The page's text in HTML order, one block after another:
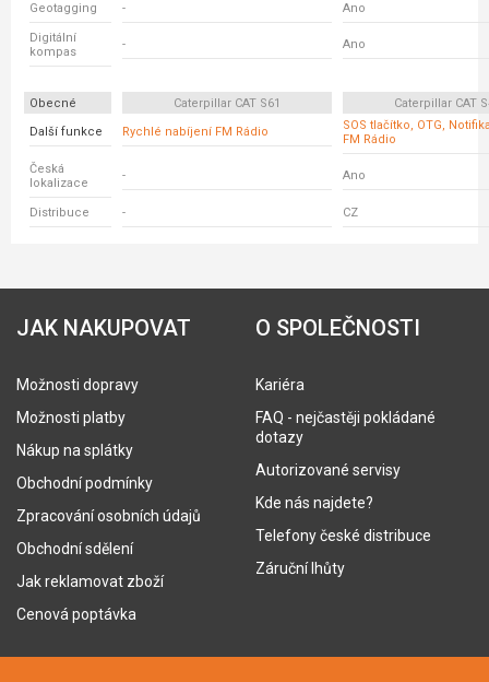
Geotagging - Ano
Digitální
kompas
- Ano
Obecné Caterpillar CAT S61
Caterpillar CAT
Další funkce
Rychlé nabíjení FM Rádio
SOS tlačítko, OTG,
FM Rádio
Česká
lokalizace
- Ano
Distribuce - CZ
JAK NAKUPOVAT
Možnosti dopravy
Možnosti platby
Nákup na splátky
Obchodní podmínky
Zpracování osobních údajů
Obchodní sdělení
Jak reklamovat zboží
Cenová poptávka
O SPOLEČNOSTI
Kariéra
FAQ - nejčastěji pokládané
dotazy
Autorizované servisy
Kde nás najdete?
Telefony české distribuce
Záruční lhůty